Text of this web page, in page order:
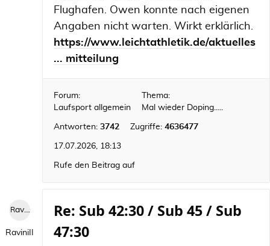
Flughafen. Owen konnte nach eigenen
Angaben nicht warten. Wirkt erklärlich.
https://www.leichtathletik.de/aktuelles
... mitteilung
Forum:
Laufsport allgemein
Thema:
Mal wieder Doping.....
Antworten: 3742 Zugriffe: 4636477
17.07.2026, 18:13
Rufe den Beitrag auf
RaviniII
RaviniII
Re: Sub 42:30 / Sub 45 / Sub
47:30